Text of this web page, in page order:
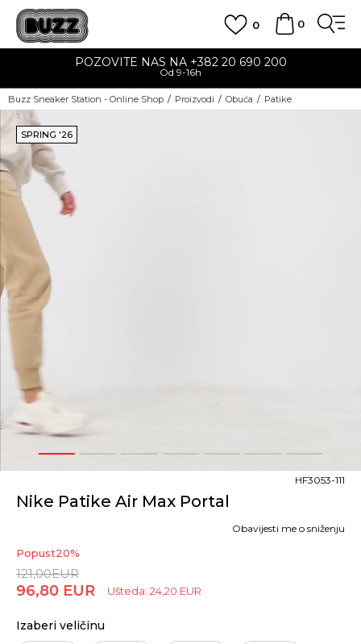
0
0
POZOVITE NAS NA +382 20 690 200
Od 9-16h
Buzz Sneaker Station - Online Shop Proizvodi Obuća Patike
1 2 3 4 5 6 7
SPRING '26
Nike Patike Air Max Portal
HF3053-111
Popust20%
121,00EUR
96,80 EUR Ušteda: 24,20 EUR
Obavijesti me o sniženju
Izaberi veličinu